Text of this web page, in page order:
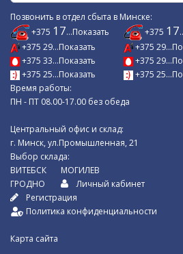
Позвонить в отдел сбыта в Минске:
+375 17...Показать
+375 29...Показать
+375 33...Показать
+375 25...Показать
+375 17
+375
+375
+375
Время работы:
ПН - ПТ 08.00-17.00 без обеда
Центральный офис и склад:
г. Минск, ул.Промышленная, 21
Выбор склада:
ВИТЕБСК
ГРОДНО
МОГИЛЕВ
Личный кабинет
Регистрация
Политика конфиденциальности
Карта сайта